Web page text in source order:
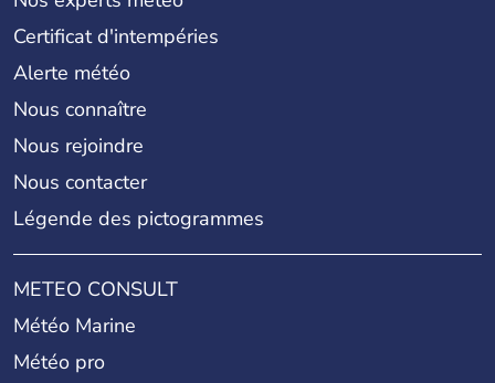
Certificat d'intempéries
Alerte météo
Nous connaître
Nous rejoindre
Nous contacter
Légende des pictogrammes
METEO CONSULT
Météo Marine
Météo pro